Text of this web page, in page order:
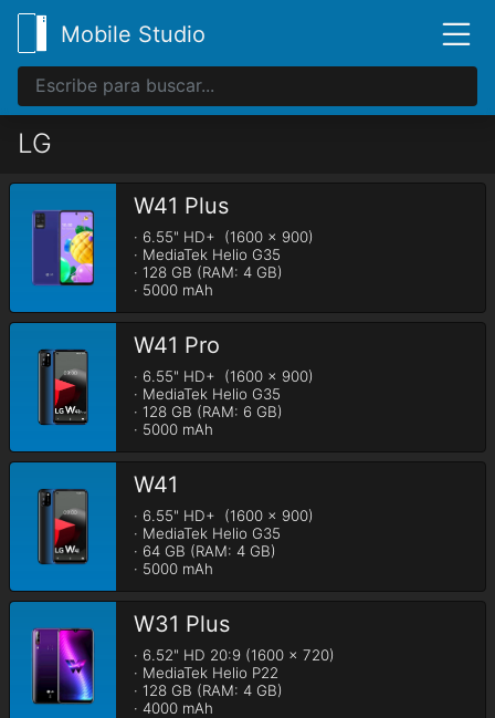
Mobile Studio
LG
W41 Plus
· 6.55" HD+  (1600 x 900)
· MediaTek Helio G35
· 128 GB (RAM: 4 GB)
· 5000 mAh
W41 Pro
· 6.55" HD+  (1600 x 900)
· MediaTek Helio G35
· 128 GB (RAM: 6 GB)
· 5000 mAh
W41
· 6.55" HD+  (1600 x 900)
· MediaTek Helio G35
· 64 GB (RAM: 4 GB)
· 5000 mAh
W31 Plus
· 6.52" HD 20:9 (1600 x 720)
· MediaTek Helio P22
· 128 GB (RAM: 4 GB)
· 4000 mAh